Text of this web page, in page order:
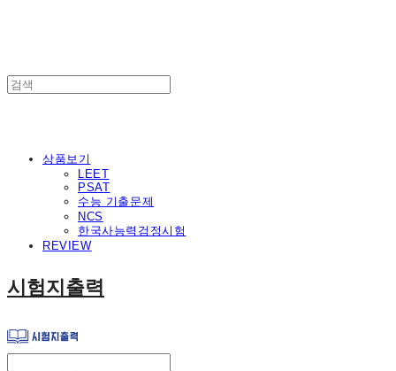
상품보기
LEET
PSAT
수능 기출문제
NCS
한국사능력검정시험
REVIEW
시험지출력